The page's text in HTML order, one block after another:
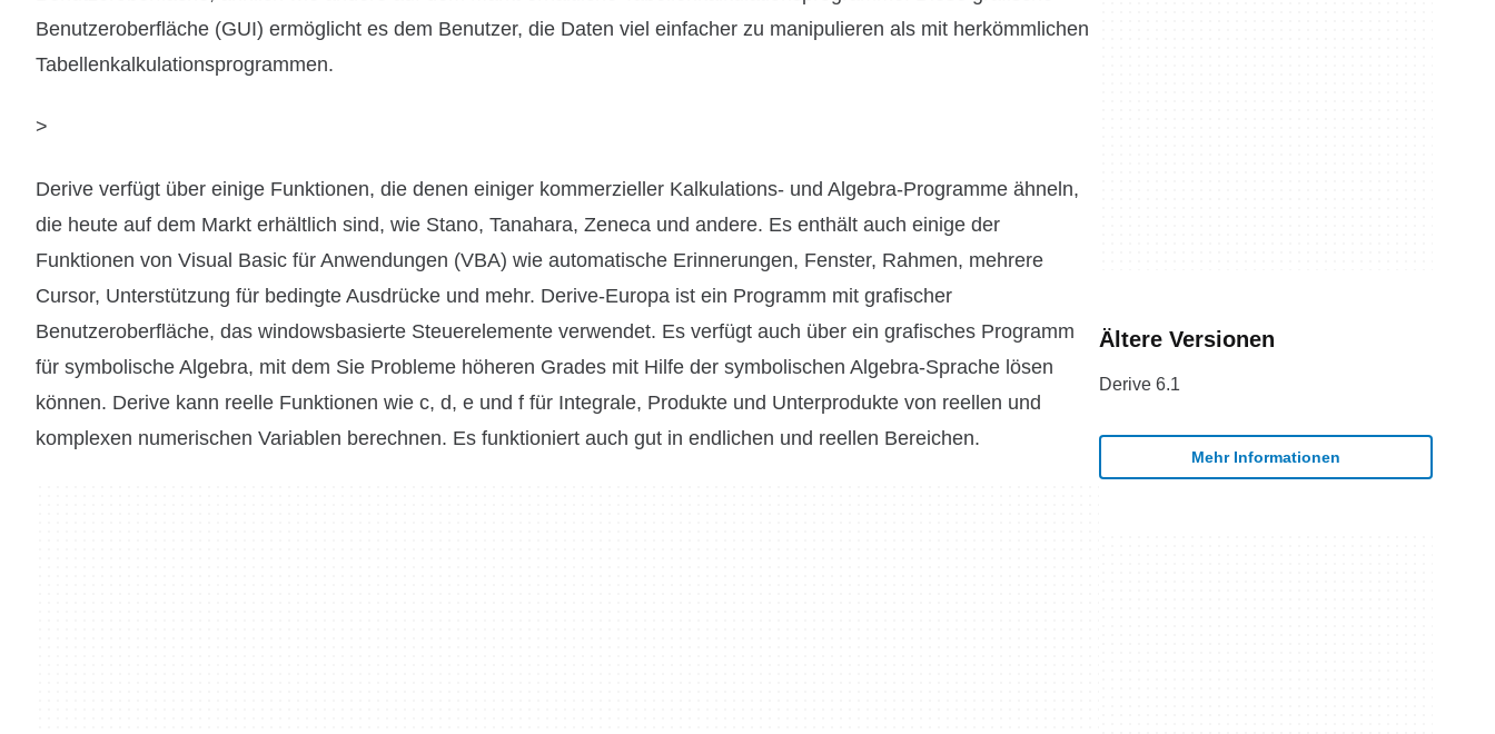
Benutzeroberfläche (GUI) ermöglicht es dem Benutzer, die Daten viel einfacher zu manipulieren als mit herkömmlichen
Tabellenkalkulationsprogrammen.
>
Derive verfügt über einige Funktionen, die denen einiger kommerzieller Kalkulations- und Algebra-Programme ähneln,
die heute auf dem Markt erhältlich sind, wie Stano, Tanahara, Zeneca und andere. Es enthält auch einige der
Funktionen von Visual Basic für Anwendungen (VBA) wie automatische Erinnerungen, Fenster, Rahmen, mehrere
Cursor, Unterstützung für bedingte Ausdrücke und mehr. Derive-Europa ist ein Programm mit grafischer
Benutzeroberfläche, das windowsbasierte Steuerelemente verwendet. Es verfügt auch über ein grafisches Programm
für symbolische Algebra, mit dem Sie Probleme höheren Grades mit Hilfe der symbolischen Algebra-Sprache lösen
können. Derive kann reelle Funktionen wie c, d, e und f für Integrale, Produkte und Unterprodukte von reellen und
komplexen numerischen Variablen berechnen. Es funktioniert auch gut in endlichen und reellen Bereichen.
Ältere Versionen
Derive 6.1
Mehr Informationen